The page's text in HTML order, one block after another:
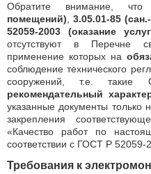
Обратите внимание, что
помещений)
3.05.01-85
52059-2003 (оказание
отсутствуют в Перечне
применение которых на
соблюдение технического
сооружений, т.е.
рекомендательный
указанные документы только
закрепления
«Качество работ по
соответствии с ГОСТ Р 52059-
Требования к